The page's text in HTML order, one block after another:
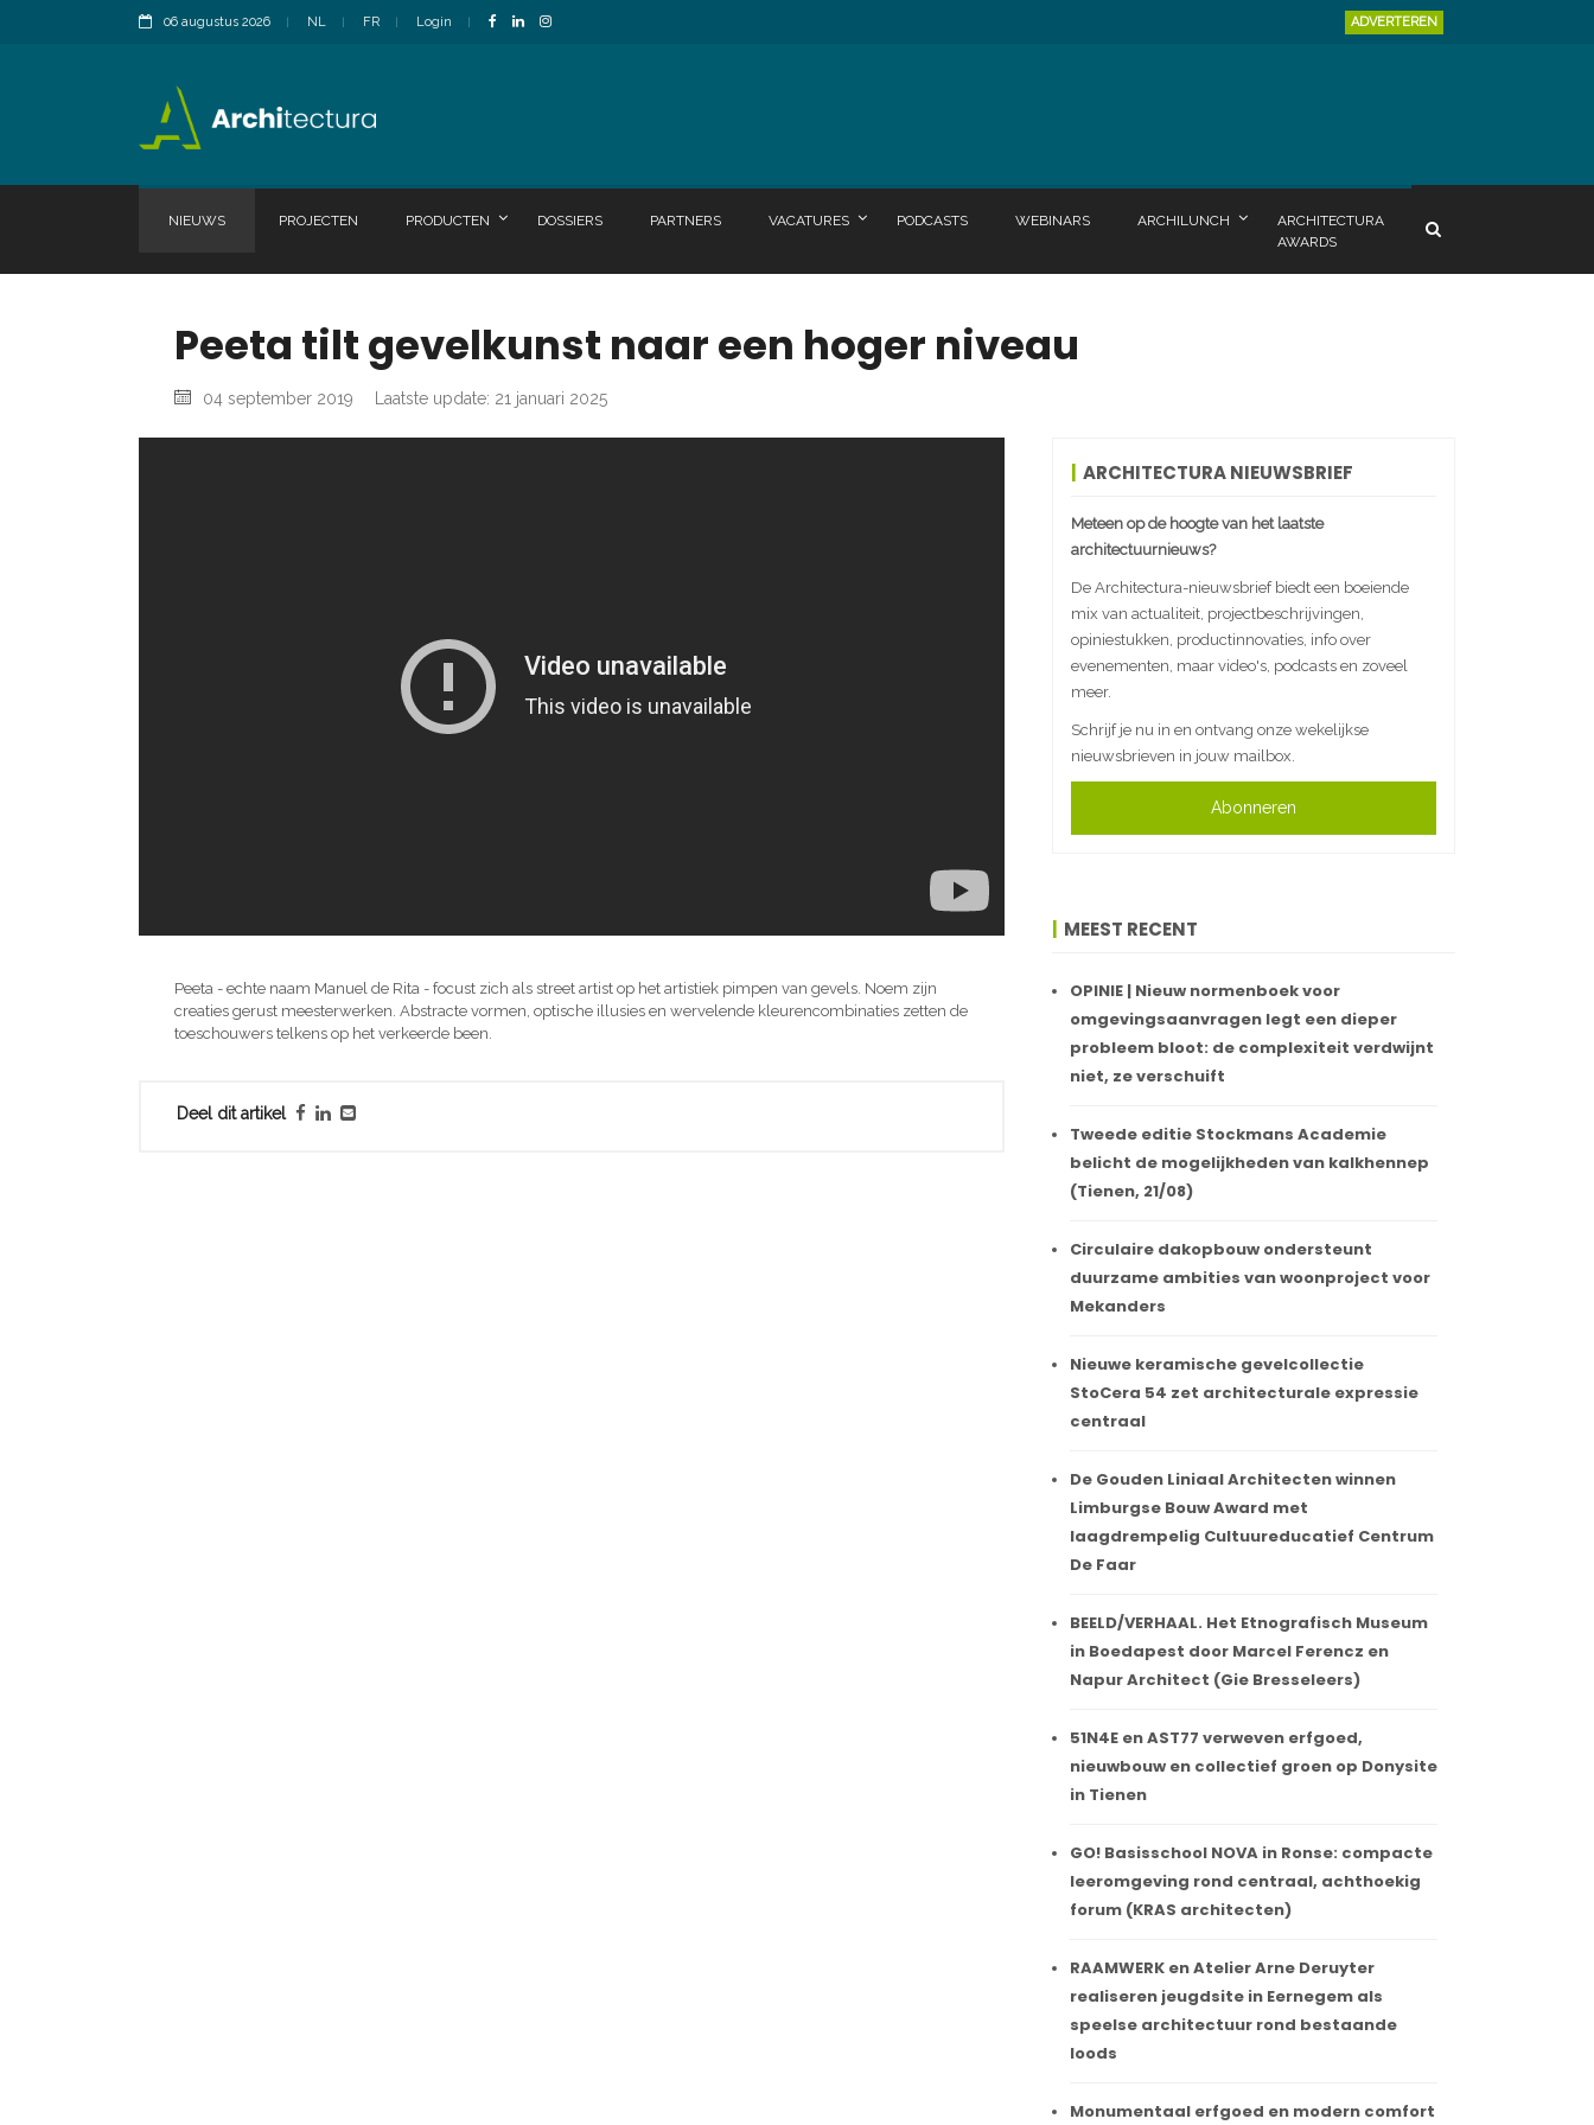
06 augustus 2026 NL FR Login ADVERTEREN
NIEUWS PROJECTEN PRODUCTEN DOSSIERS PARTNERS VACATURES PODCASTS WEBINARS ARCHILUNCH
ARCHITECTURA
AWARDS
Peeta tilt gevelkunst naar een hoger niveau
04 september 2019 Laatste update: 21 januari 2025
Peeta - echte naam Manuel de Rita - focust zich als street artist op het artistiek pimpen van gevels. Noem zijn
creaties gerust meesterwerken. Abstracte vormen, optische illusies en wervelende kleurencombinaties zetten de
toeschouwers telkens op het verkeerde been.
Deel dit artikel
ARCHITECTURA NIEUWSBRIEF
Meteen op de hoogte van het laatste
architectuurnieuws?
De Architectura-nieuwsbrief biedt een boeiende
mix van actualiteit, projectbeschrijvingen,
opiniestukken, productinnovaties, info over
evenementen, maar video's, podcasts en zoveel
meer.
Schrijf je nu in en ontvang onze wekelijkse
nieuwsbrieven in jouw mailbox.
Abonneren
MEEST RECENT
OPINIE | Nieuw normenboek voor
omgevingsaanvragen legt een dieper
probleem bloot: de complexiteit verdwijnt
niet, ze verschuift
Tweede editie Stockmans Academie
belicht de mogelijkheden van kalkhennep
(Tienen, 21/08)
Circulaire dakopbouw ondersteunt
duurzame ambities van woonproject voor
Mekanders
Nieuwe keramische gevelcollectie
StoCera 54 zet architecturale expressie
centraal
De Gouden Liniaal Architecten winnen
Limburgse Bouw Award met
laagdrempelig Cultuureducatief Centrum
De Faar
BEELD/VERHAAL. Het Etnografisch Museum
in Boedapest door Marcel Ferencz en
Napur Architect (Gie Bresseleers)
51N4E en AST77 verweven erfgoed,
nieuwbouw en collectief groen op Donysite
in Tienen
GO! Basisschool NOVA in Ronse: compacte
leeromgeving rond centraal, achthoekig
forum (KRAS architecten)
RAAMWERK en Atelier Arne Deruyter
realiseren jeugdsite in Eernegem als
speelse architectuur rond bestaande
loods
Monumentaal erfgoed en modern comfort